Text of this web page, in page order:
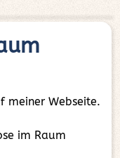
Webseite.
im Raum